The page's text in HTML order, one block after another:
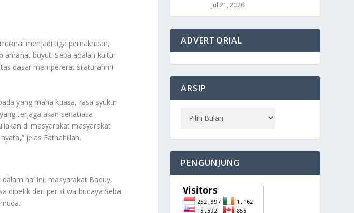
menjadi tiga pemaknaan,
amanat buyut. Seba adalah kultur
dasar mempererat silaturahmi
yang maha kuasa, rasa syukur
terjaga akan senatiasa
di masyarakat masyarakat
jelas Fathahillah.
hal ini, masyarakat Baduy,
dipetik dari peristiwa budaya Seba
Jul 21, 2026
ADVERTORIAL
ARSIP
PENGUNJUNG